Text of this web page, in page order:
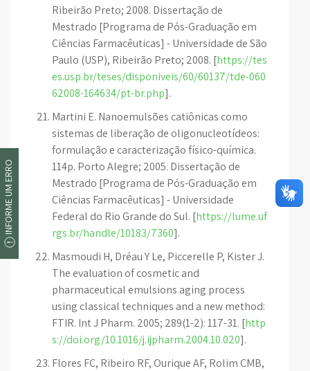
Ribeirão Preto; 2008. Dissertação de
Mestrado [Programa de Pós-Graduação em
Ciências Farmacêuticas] - Universidade de São
Paulo (USP), Ribeirão Preto; 2008. [https://tes
es.usp.br/teses/disponiveis/60/60137/tde-060
62008-164634/pt-br.php].
Martini E. Nanoemulsões catiônicas como
sistemas de liberação de oligonucleotídeos:
formulação e caracterização físico-química.
114p. Porto Alegre; 2005. Dissertação de
Mestrado [Programa de Pós-Graduação em
Ciências Farmacêuticas] - Universidade
Federal do Rio Grande do Sul. [https://lume.uf
rgs.br/handle/10183/7360].
Masmoudi H, Dréau Y Le, Piccerelle P, Kister J.
The evaluation of cosmetic and
pharmaceutical emulsions aging process
using classical techniques and a new method:
FTIR. Int J Pharm. 2005; 289(1-2): 117-31. [http
s://doi.org/10.1016/j.ijpharm.2004.10.020].
Flores FC, Ribeiro RF, Ourique AF, Rolim CMB,
INFORME UM ERRO